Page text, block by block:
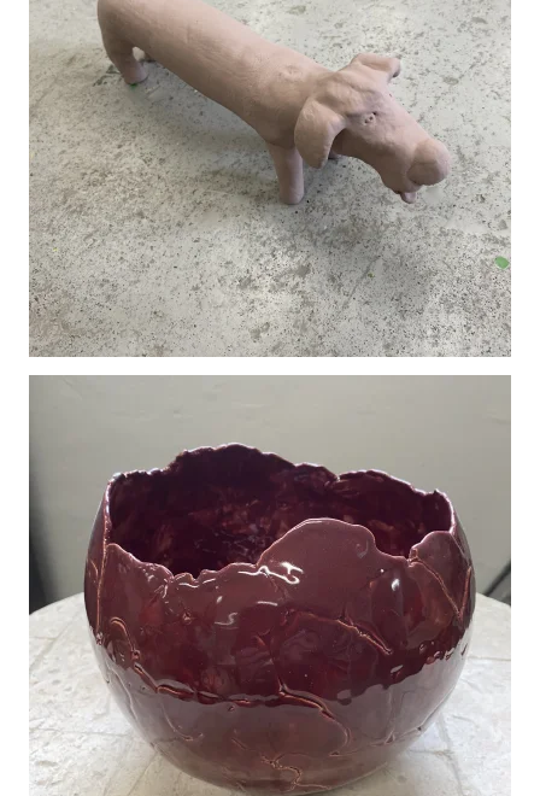
Vergroot
Vergroot